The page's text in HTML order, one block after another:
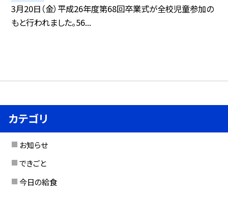
3月20日（金）平成26年度第68回卒業式が全校児童参加の
もと行われました。56...
カテゴリ
お知らせ
できごと
今日の給食